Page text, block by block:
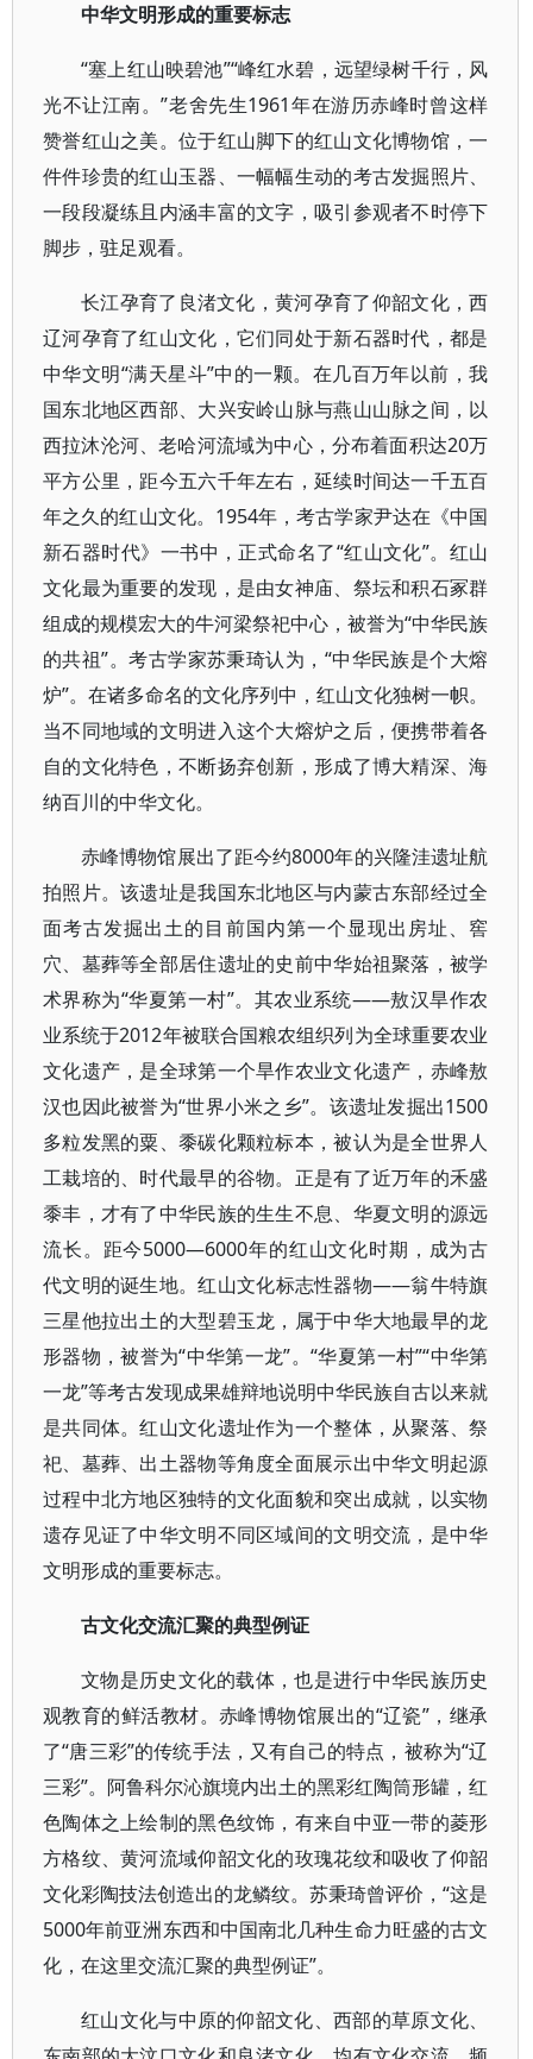
中华文明形成的重要标志
“塞上红山映碧池”“峰红水碧，远望绿树千行，风
光不让江南。”老舍先生1961年在游历赤峰时曾这样
赞誉红山之美。位于红山脚下的红山文化博物馆，一
件件珍贵的红山玉器、一幅幅生动的考古发掘照片、
一段段凝练且内涵丰富的文字，吸引参观者不时停下
脚步，驻足观看。
长江孕育了良渚文化，黄河孕育了仰韶文化，西
辽河孕育了红山文化，它们同处于新石器时代，都是
中华文明“满天星斗”中的一颗。在几百万年以前，我
国东北地区西部、大兴安岭山脉与燕山山脉之间，以
西拉沐沦河、老哈河流域为中心，分布着面积达20万
平方公里，距今五六千年左右，延续时间达一千五百
年之久的红山文化。1954年，考古学家尹达在《中国
新石器时代》一书中，正式命名了“红山文化”。红山
文化最为重要的发现，是由女神庙、祭坛和积石冢群
组成的规模宏大的牛河梁祭祀中心，被誉为“中华民族
的共祖”。考古学家苏秉琦认为，“中华民族是个大熔
炉”。在诸多命名的文化序列中，红山文化独树一帜。
当不同地域的文明进入这个大熔炉之后，便携带着各
自的文化特色，不断扬弃创新，形成了博大精深、海
纳百川的中华文化。
赤峰博物馆展出了距今约8000年的兴隆洼遗址航
拍照片。该遗址是我国东北地区与内蒙古东部经过全
面考古发掘出土的目前国内第一个显现出房址、窖
穴、墓葬等全部居住遗址的史前中华始祖聚落，被学
术界称为“华夏第一村”。其农业系统——敖汉旱作农
业系统于2012年被联合国粮农组织列为全球重要农业
文化遗产，是全球第一个旱作农业文化遗产，赤峰敖
汉也因此被誉为“世界小米之乡”。该遗址发掘出1500
多粒发黑的粟、黍碳化颗粒标本，被认为是全世界人
工栽培的、时代最早的谷物。正是有了近万年的禾盛
黍丰，才有了中华民族的生生不息、华夏文明的源远
流长。距今5000—6000年的红山文化时期，成为古
代文明的诞生地。红山文化标志性器物——翁牛特旗
三星他拉出土的大型碧玉龙，属于中华大地最早的龙
形器物，被誉为“中华第一龙”。“华夏第一村”“中华第
一龙”等考古发现成果雄辩地说明中华民族自古以来就
是共同体。红山文化遗址作为一个整体，从聚落、祭
祀、墓葬、出土器物等角度全面展示出中华文明起源
过程中北方地区独特的文化面貌和突出成就，以实物
遗存见证了中华文明不同区域间的文明交流，是中华
文明形成的重要标志。
古文化交流汇聚的典型例证
文物是历史文化的载体，也是进行中华民族历史
观教育的鲜活教材。赤峰博物馆展出的“辽瓷”，继承
了“唐三彩”的传统手法，又有自己的特点，被称为“辽
三彩”。阿鲁科尔沁旗境内出土的黑彩红陶筒形罐，红
色陶体之上绘制的黑色纹饰，有来自中亚一带的菱形
方格纹、黄河流域仰韶文化的玫瑰花纹和吸收了仰韶
文化彩陶技法创造出的龙鳞纹。苏秉琦曾评价，“这是
5000年前亚洲东西和中国南北几种生命力旺盛的古文
化，在这里交流汇聚的典型例证”。
红山文化与中原的仰韶文化、西部的草原文化、